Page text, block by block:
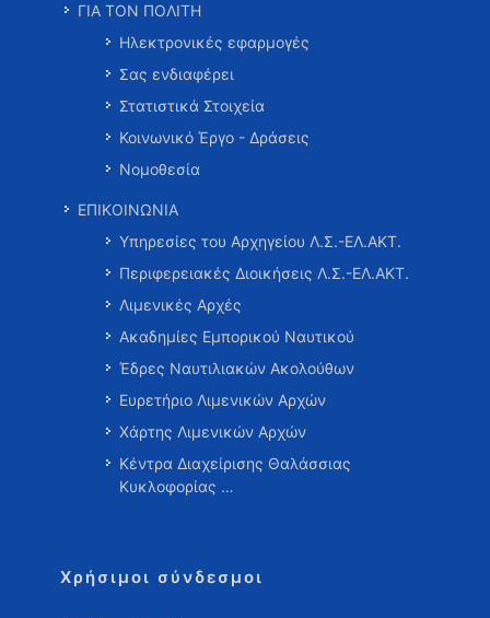
ΓΙΑ ΤΟΝ ΠΟΛΙΤΗ
Ηλεκτρονικές εφαρμογές
Σας ενδιαφέρει
Στατιστικά Στοιχεία
Κοινωνικό Έργο - Δράσεις
Νομοθεσία
ΕΠΙΚΟΙΝΩΝΙΑ
Υπηρεσίες του Αρχηγείου Λ.Σ.-ΕΛ.ΑΚΤ.
Περιφερειακές Διοικήσεις Λ.Σ.-ΕΛ.ΑΚΤ.
Λιμενικές Αρχές
Ακαδημίες Εμπορικού Ναυτικού
Έδρες Ναυτιλιακών Ακολούθων
Ευρετήριο Λιμενικών Αρχών
Χάρτης Λιμενικών Αρχών
Κέντρα Διαχείρισης Θαλάσσιας
Κυκλοφορίας …
Χρήσιμοι σύνδεσμοι